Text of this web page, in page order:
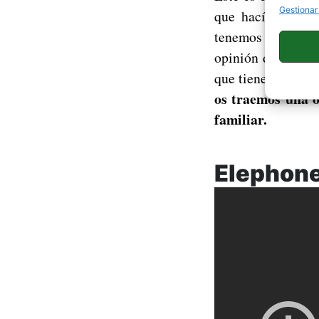
que hacía
tenemos que
opinión de hace
que tienen un
os traemos una
familiar.